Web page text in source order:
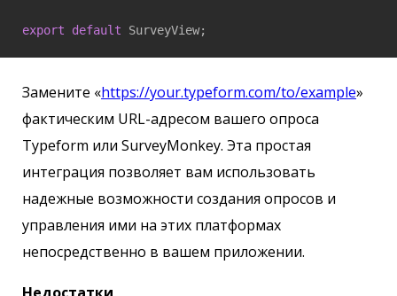
export default SurveyView;
Замените «https://your.typeform.com/to/example»
фактическим URL-адресом вашего опроса
Typeform или SurveyMonkey. Эта простая
интеграция позволяет вам использовать
надежные возможности создания опросов и
управления ими на этих платформах
непосредственно в вашем приложении.